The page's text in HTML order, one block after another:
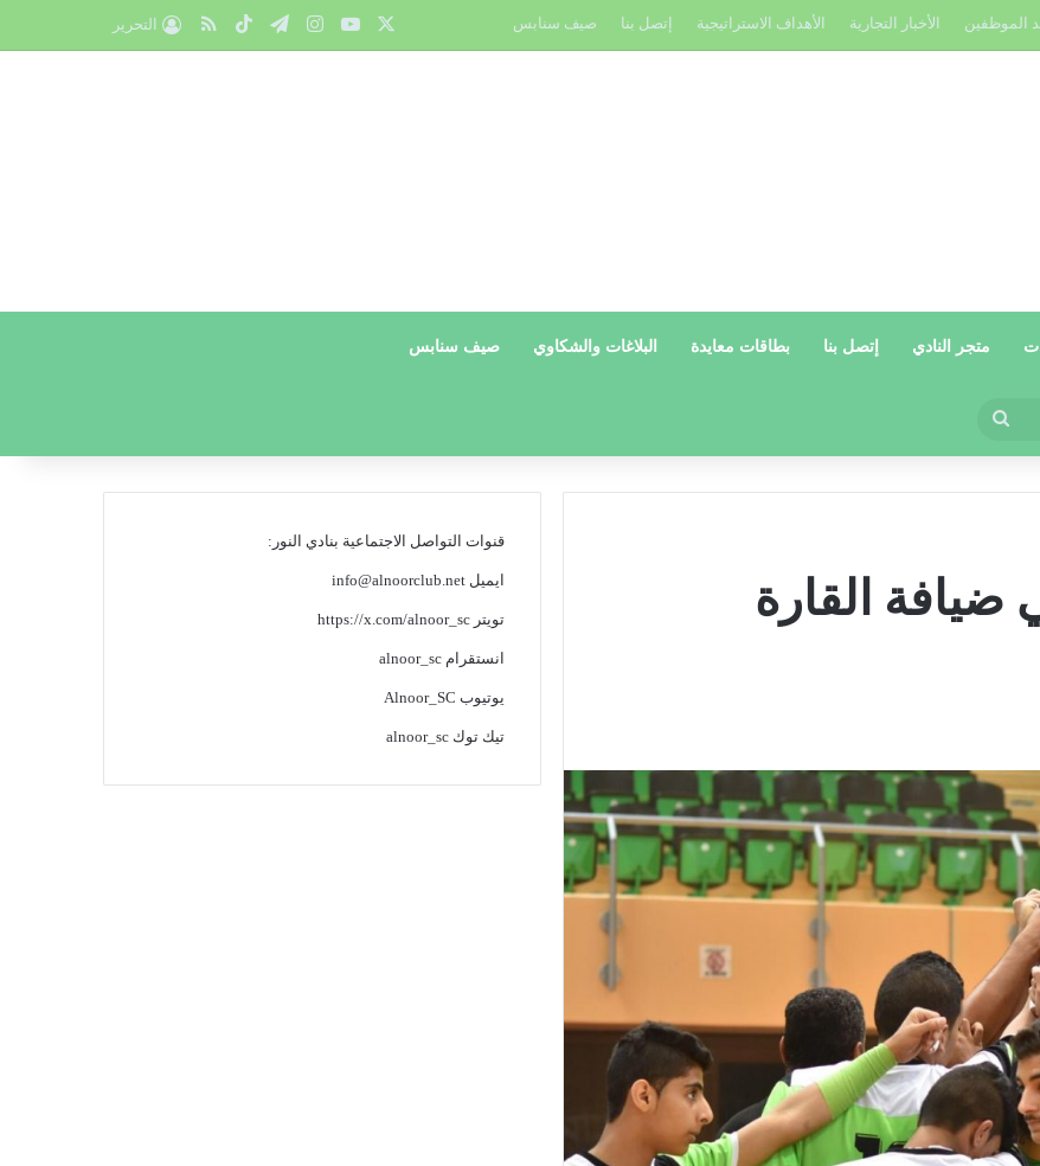
الموظفين الأخبار التجارية الأهداف الاستراتيجية إتصل بنا صيف سنابس يوتيوبانستقرام
تيلقرام‫TikTokملخص الموقع RSS
التحرير
متجر النادي إتصل بنا بطاقات معايدة البلاغات والشكاوي صيف سنابس
عن
ضيافة القارة
قنوات التواصل الاجتماعية بنادي النور:
ايميلinfo@alnoorclub.net
تويترhttps://x.com/alnoor_sc
انستقرامalnoor_sc
يوتيوب Alnoor_SC
تيك توكalnoor_sc